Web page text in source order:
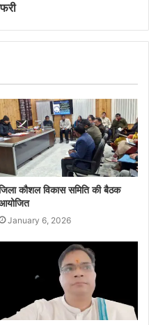
कौशल विकास समिति की बैठक
January 6, 2026